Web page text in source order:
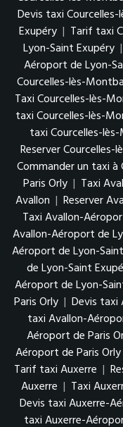
Devis taxi
Exupéry | Tarif taxi
Lyon-Saint Exupéry |
Aéroport de Lyon-
Courcelles-lès-
Taxi Courcelles-lès-
taxi Courcelles-lès-
taxi Courcelles-
Reserver
Commander un taxi
Paris Orly | Taxi
Avallon | Reserver
Taxi Avallon-
Avallon-Aéroport de
Aéroport de Lyon-
de Lyon-Saint
Aéroport de Lyon-
Paris Orly | Devis taxi
taxi Avallon-
Aéroport de Paris
Aéroport de Paris Orly
Tarif taxi Auxerre |
Auxerre | Taxi
Devis taxi Auxerre-
taxi Auxerre-